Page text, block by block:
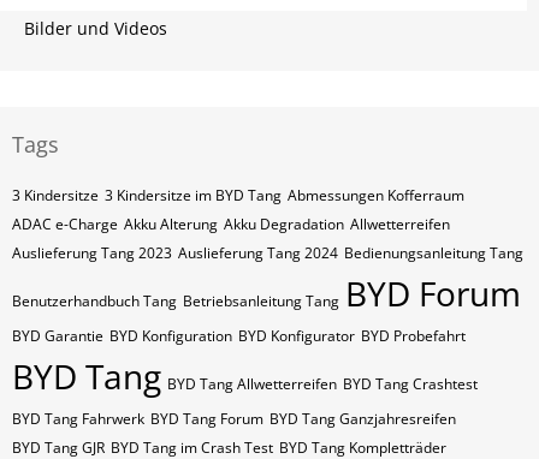
Bilder und Videos
Tags
3 Kindersitze 3 Kindersitze im BYD Tang Abmessungen Kofferraum
ADAC e-Charge Akku Alterung Akku Degradation Allwetterreifen
Auslieferung Tang 2023 Auslieferung Tang 2024 Bedienungsanleitung Tang
Benutzerhandbuch Tang Betriebsanleitung Tang BYD Forum
BYD Garantie BYD Konfiguration BYD Konfigurator BYD Probefahrt
BYD Tang BYD Tang Allwetterreifen BYD Tang Crashtest
BYD Tang Fahrwerk BYD Tang Forum BYD Tang Ganzjahresreifen
BYD Tang GJR BYD Tang im Crash Test BYD Tang Kompletträder